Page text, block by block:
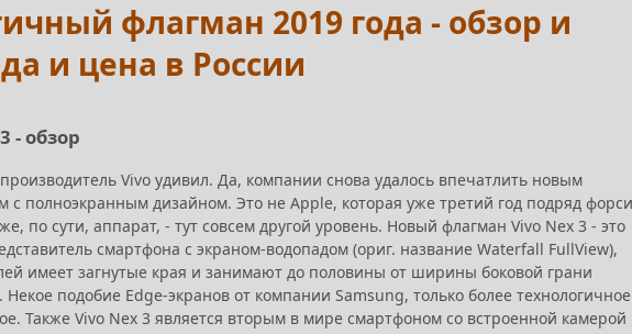
флагман 2019 года - обзор и
и цена в России
- обзор
Vivo удивил. Да, компании снова удалось впечатлить новым
с полноэкранным дизайном. Это не Apple, которая уже третий год подряд
по сути, аппарат, - тут совсем другой уровень. Новый флагман Vivo Nex 3 - это
смартфона с экраном-водопадом (ориг. название Waterfall FullView),
имеет загнутые края и занимают до половины от ширины боковой грани
Некое подобие Edge-экранов от компании Samsung, только более
Также Vivo Nex 3 является вторым в мире смартфоном со встроенной камерой